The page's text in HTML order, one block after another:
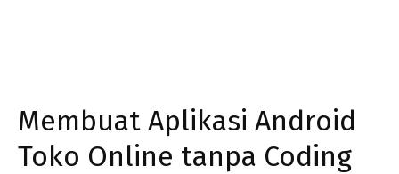
Membuat Aplikasi Android
Toko Online tanpa Coding